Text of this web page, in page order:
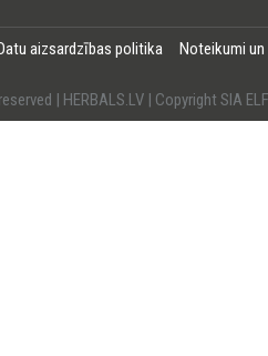
aizsardzības politika Noteikumi
| HERBALS.LV | Copyright SIA